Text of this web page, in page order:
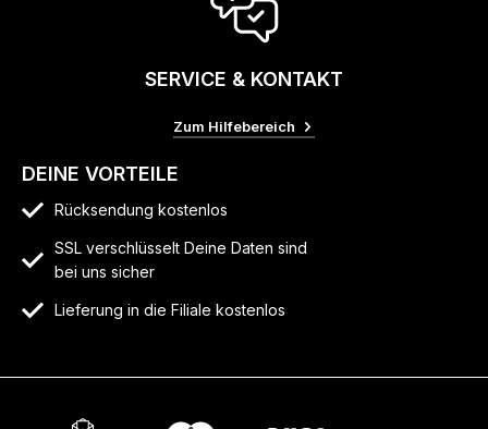
SERVICE & KONTAKT
Zum Hilfebereich
DEINE VORTEILE
Rücksendung kostenlos
SSL verschlüsselt Deine Daten sind
bei uns sicher
Lieferung in die Filiale kostenlos